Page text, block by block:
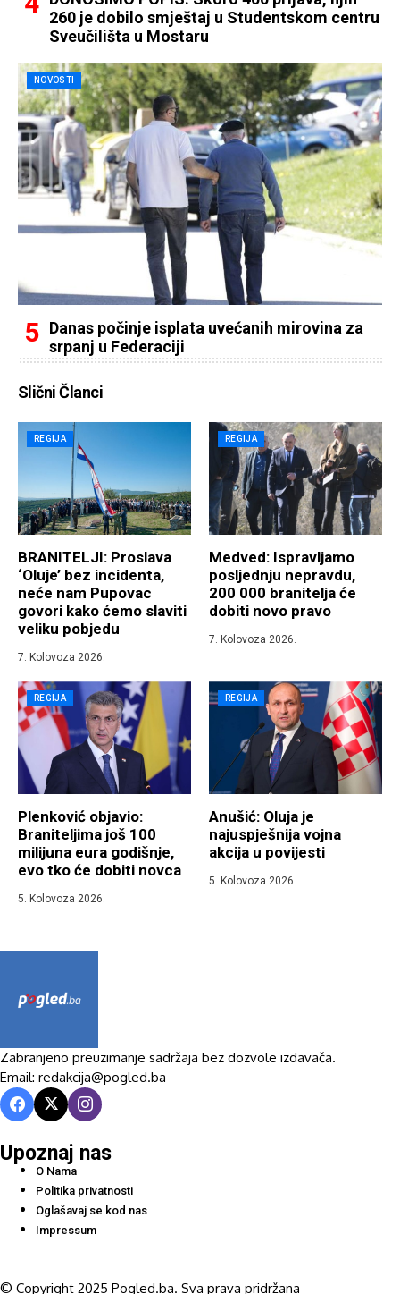
260 je dobilo smještaj u Studentskom centru
Sveučilišta u Mostaru
NOVOSTI
Danas počinje isplata uvećanih mirovina za
srpanj u Federaciji
Slični Članci
REGIJA
BRANITELJI: Proslava
‘Oluje’ bez incidenta,
neće nam Pupovac
govori kako ćemo slaviti
veliku pobjedu
7. Kolovoza 2026.
REGIJA
Medved: Ispravljamo
posljednju nepravdu,
200 000 branitelja će
dobiti novo pravo
7. Kolovoza 2026.
REGIJA
Plenković objavio:
Braniteljima još 100
milijuna eura godišnje,
evo tko će dobiti novca
5. Kolovoza 2026.
REGIJA
Anušić: Oluja je
najuspješnija vojna
akcija u povijesti
5. Kolovoza 2026.
Zabranjeno preuzimanje sadržaja bez dozvole izdavača.
Email: redakcija@pogled.ba
Upoznaj nas
O Nama
Politika privatnosti
Oglašavaj se kod nas
Impressum
© Copyright 2025 Pogled.ba. Sva prava pridržana